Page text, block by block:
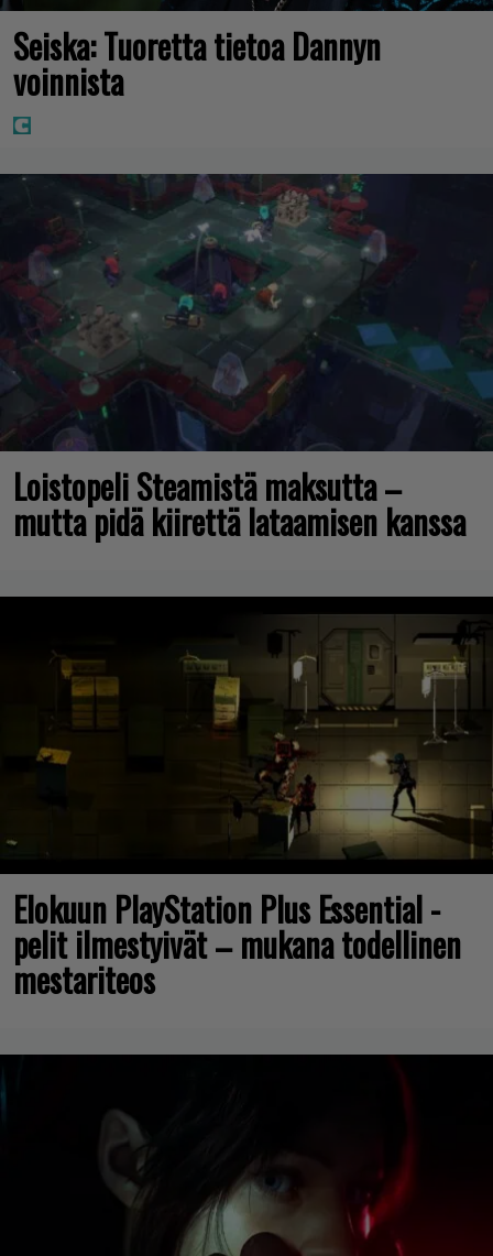
Seiska: Tuoretta tietoa Dannyn
voinnista
Loistopeli Steamistä maksutta –
mutta pidä kiirettä lataamisen kanssa
Elokuun PlayStation Plus Essential -
pelit ilmestyivät – mukana todellinen
mestariteos